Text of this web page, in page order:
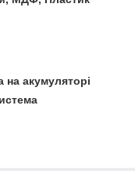
на акумуляторі